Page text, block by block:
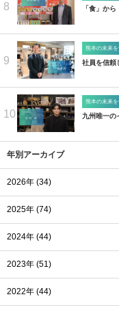
8 「食」か
9
熊本の未来
社員を信頼
10
熊本の未来
九州唯一の
年別アーカイブ
2026年 (34)
2025年 (74)
2024年 (44)
2023年 (51)
2022年 (44)